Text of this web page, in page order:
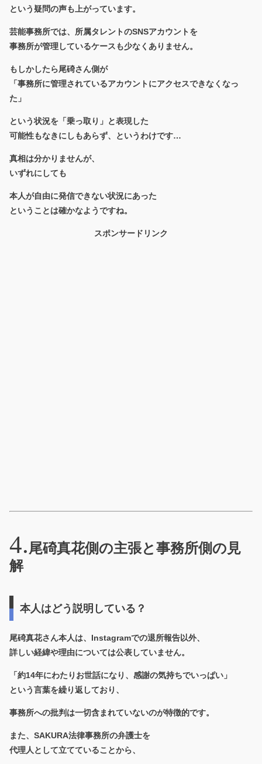
という疑問の声も上がっています。
芸能事務所では、所属タレントのSNSアカウントを
事務所が管理しているケースも少なくありません。
もしかしたら尾碕さん側が
「事務所に管理されているアカウントにアクセスできなくなっ
た」
という状況を「乗っ取り」と表現した
可能性もなきにしもあらず、というわけです…
真相は分かりませんが、
いずれにしても
本人が自由に発信できない状況にあった
ということは確かなようですね。
スポンサードリンク
尾碕真花側の主張と事務所側の見
解
本人はどう説明している？
尾碕真花さん本人は、Instagramでの退所報告以外、
詳しい経緯や理由については公表していません。
「約14年にわたりお世話になり、感謝の気持ちでいっぱい」
という言葉を繰り返しており、
事務所への批判は一切含まれていないのが特徴的です。
また、SAKURA法律事務所の弁護士を
代理人として立てていることから、